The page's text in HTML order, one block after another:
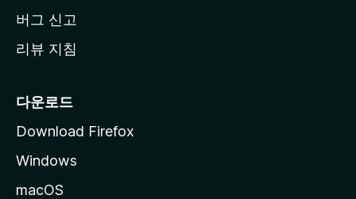
버그 신고
리뷰 지침
다운로드
Download Firefox
Windows
macOS